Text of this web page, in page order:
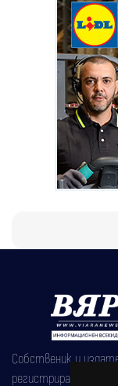
Собственик и
регистрирана на